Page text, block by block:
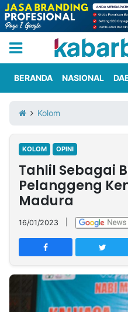
Iklan
Berita
Kami
Nasional
International
Olahraga
Entertainment
Daerah
Pariwisata
Kuliner
Kolom
Network
PT
TREETAN
INDONESIA
BERANDA NASIONAL
Kolom
KOLOM OPINI
Tahlil Sebagai
Pelanggeng
Madura
16/01/2023